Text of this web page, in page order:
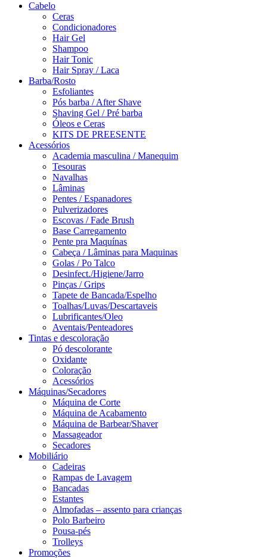
Cabelo
Ceras
Condicionadores
Hair Gel
Shampoo
Hair Tonic
Hair Spray / Laca
Barba/Rosto
Esfoliantes
Pós barba / After Shave
Shaving Gel / Pré barba
Óleos e Ceras
KITS DE PREESENTE
Acessórios
Academia masculina / Manequim
Tesouras
Navalhas
Lâminas
Pentes / Espanadores
Pulverizadores
Escovas / Fade Brush
Base Carregamento
Pente pra Maquínas
Cabeça / Lâminas para Maquinas
Golas / Po Talco
Desinfect./Higiene/Jarro
Pinças / Grips
Tapete de Bancada/Espelho
Toalhas/Luvas/Descartaveis
Lubrificantes/Oleo
Aventais/Penteadores
Tintas e descoloração
Pó descolorante
Oxidante
Coloração
Acessórios
Máquinas/Secadores
Máquina de Corte
Máquina de Acabamento
Máquina de Barbear/Shaver
Massageador
Secadores
Mobiliário
Cadeiras
Rampas de Lavagem
Bancadas
Estantes
Almofadas – assento para crianças
Polo Barbeiro
Pousa-pés
Trolleys
Promoções